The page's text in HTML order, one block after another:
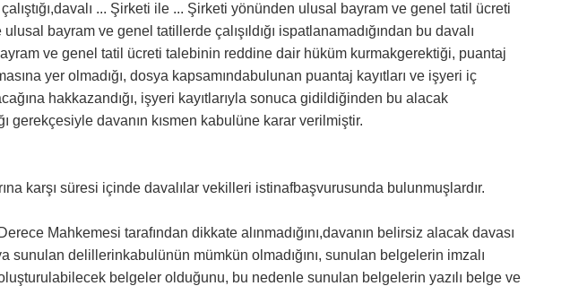
... Şirketi ile ... Şirketi yönünden ulusal bayram ve genel tatil ücreti
bayram ve genel tatillerde çalışıldığı ispatlanamadığından bu davalı
ve genel tatil ücreti talebinin reddine dair hüküm kurmakgerektiği, puantaj
yer olmadığı, dosya kapsamındabulunan puantaj kayıtları ve işyeri iç
hakkazandığı, işyeri kayıtlarıyla sonuca gidildiğinden bu alacak
gerekçesiyle davanın kısmen kabulüne karar verilmiştir.
karşı süresi içinde davalılar vekilleri istinafbaşvurusunda bulunmuşlardır.
Mahkemesi tarafından dikkate alınmadığını,davanın belirsiz alacak davası
sunulan delillerinkabulünün mümkün olmadığını, sunulan belgelerin imzalı
belgeler olduğunu, bu nedenle sunulan belgelerin yazılı belge ve